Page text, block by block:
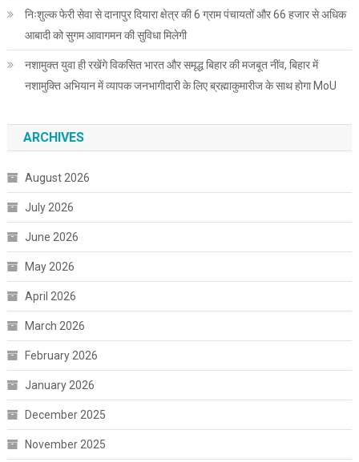
निःशुल्क फेरी सेवा से दानापुर दियारा क्षेत्र की 6 ग्राम पंचायतों और 66 हजार से अधिक
आबादी को सुगम आवागमन की सुविधा मिलेगी
नशामुक्त युवा ही रखेंगे विकसित भारत और समृद्ध बिहार की मजबूत नींव, बिहार में
नशामुक्ति अभियान में व्यापक जनभागीदारी के लिए ब्रह्माकुमारीज के साथ होगा MoU
ARCHIVES
August 2026
July 2026
June 2026
May 2026
April 2026
March 2026
February 2026
January 2026
December 2025
November 2025